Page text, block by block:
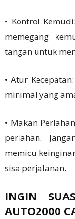
• Kontrol
memegang
tangan untuk
• Atur
minimal yang
• Makan
perlahan.
memicu
sisa perjalanan.
INGIN
AUTO2000